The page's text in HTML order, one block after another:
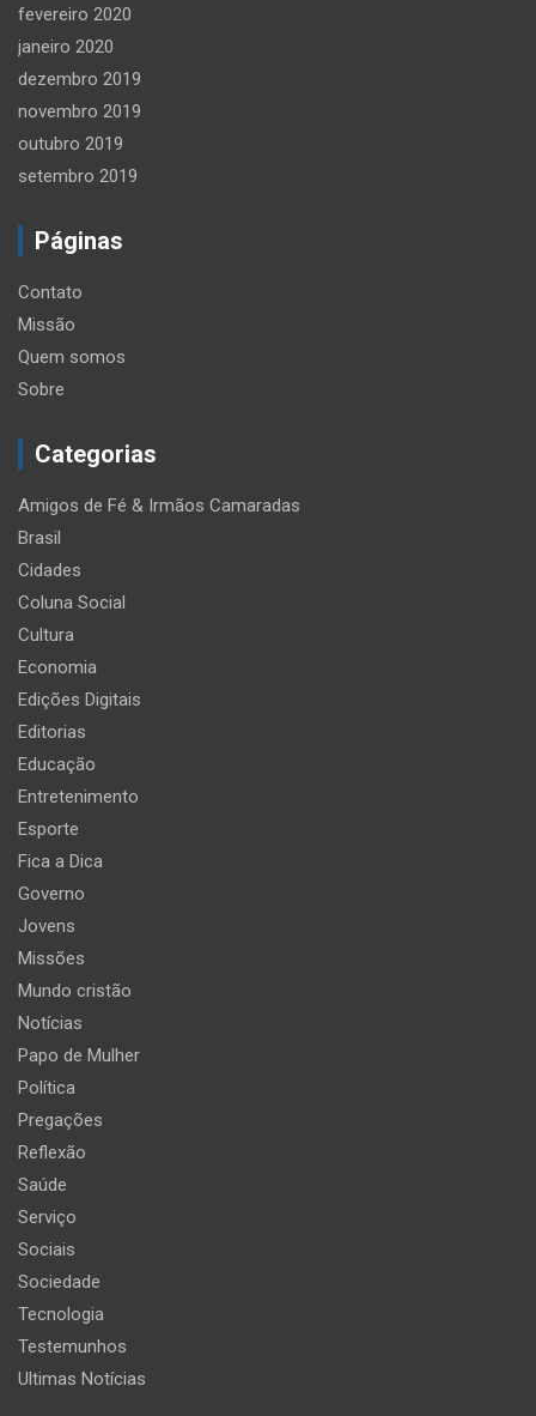
fevereiro 2020
janeiro 2020
dezembro 2019
novembro 2019
outubro 2019
setembro 2019
Páginas
Contato
Missão
Quem somos
Sobre
Categorias
Amigos de Fé & Irmãos Camaradas
Brasil
Cidades
Coluna Social
Cultura
Economia
Edições Digitais
Editorias
Educação
Entretenimento
Esporte
Fica a Dica
Governo
Jovens
Missões
Mundo cristão
Notícias
Papo de Mulher
Política
Pregações
Reflexão
Saúde
Serviço
Sociais
Sociedade
Tecnologia
Testemunhos
Ultimas Notícias